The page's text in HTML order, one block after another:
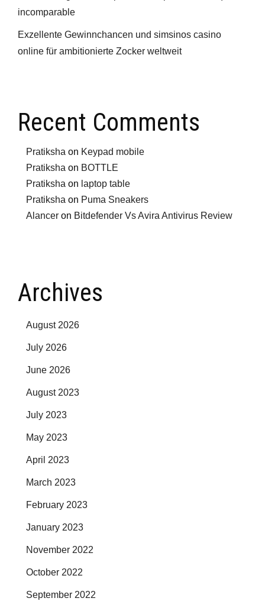
incomparable
Exzellente Gewinnchancen und simsinos casino
online für ambitionierte Zocker weltweit
Recent Comments
Pratiksha on Keypad mobile
Pratiksha on BOTTLE
Pratiksha on laptop table
Pratiksha on Puma Sneakers
Alancer on Bitdefender Vs Avira Antivirus Review
Archives
August 2026
July 2026
June 2026
August 2023
July 2023
May 2023
April 2023
March 2023
February 2023
January 2023
November 2022
October 2022
September 2022